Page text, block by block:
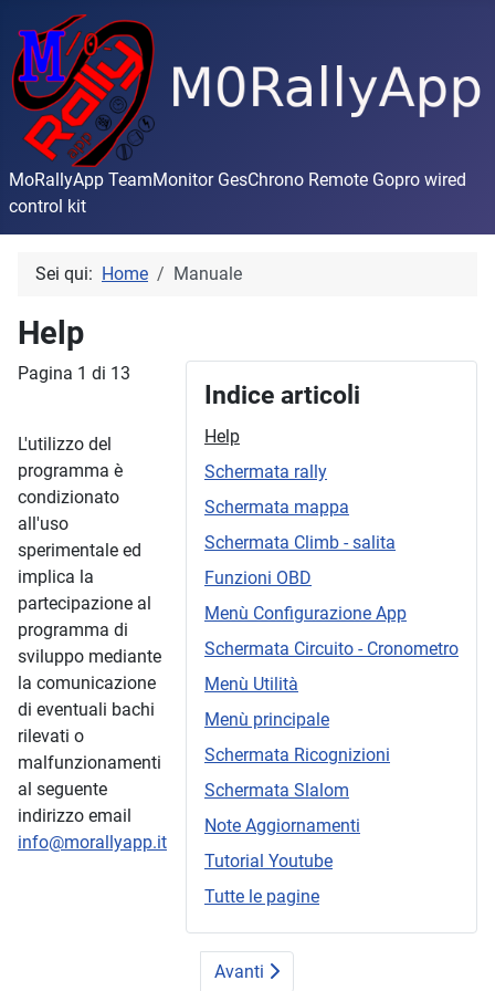
MoRallyApp TeamMonitor GesChrono Remote Gopro wired
control kit
Sei qui: Home Manuale
Help
Indice articoli
Help
Schermata rally
Schermata mappa
Schermata Climb - salita
Funzioni OBD
Menù Configurazione App
Schermata Circuito - Cronometro
Menù Utilità
Menù principale
Schermata Ricognizioni
Schermata Slalom
Note Aggiornamenti
Tutorial Youtube
Tutte le pagine
Pagina 1 di 13
L'utilizzo del
programma è
condizionato
all'uso
sperimentale ed
implica la
partecipazione al
programma di
sviluppo mediante
la comunicazione
di eventuali bachi
rilevati o
malfunzionamenti
al seguente
indirizzo email
info@morallyapp.it
Avanti